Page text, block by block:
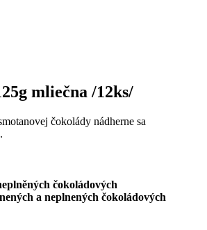
mliečna /12ks/
čokolády nádherne sa
čokoládových
a neplnených čokoládových